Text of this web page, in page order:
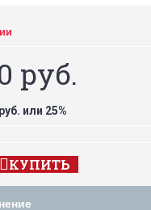
руб.
или 25%
КУПИТЬ